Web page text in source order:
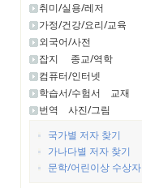
취미/실용/레저
가정/건강/요리/교육
외국어/사전
잡지
종교/역학
컴퓨터/인터넷
학습서/수험서
교재
번역
사진/그림
국가별 저자 찾기
가나다별 저자 찾기
문학/어린이상 수상자